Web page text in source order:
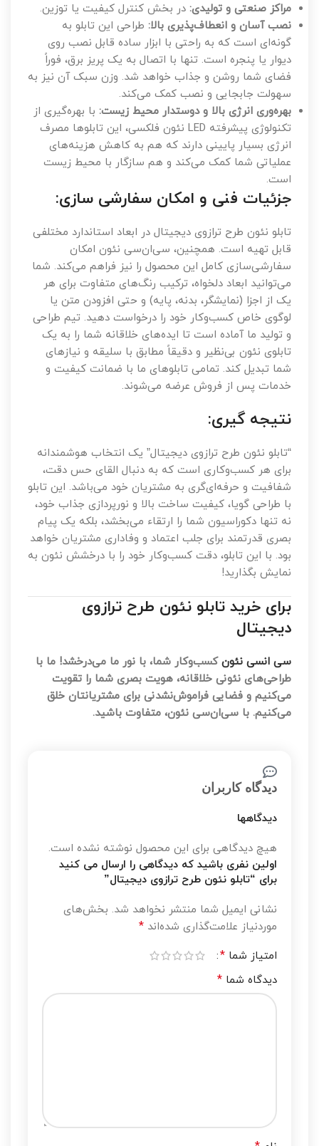
مراکز صنعتی و تولیدی: در بخش کنترل کیفیت یا توزین.
نصب آسان و انعطاف‌پذیری بالا: طراحی این تابلو به
گونه‌ای است که به راحتی با ابزار ساده قابل نصب روی
دیوار یا پنجره است. تنها با اتصال به یک پریز برق، فوراً
فضای شما روشن و جذاب خواهد شد. وزن سبک آن نیز به
سهولت جابجایی و نصب کمک می‌کند.
بهره‌وری انرژی بالا و دوستدار محیط زیست: با بهره‌گیری از
تکنولوژی پیشرفته LED نئون فلکسی، این تابلوها مصرف
انرژی بسیار پایینی دارند که هم به کاهش هزینه‌های
عملیاتی شما کمک می‌کند و هم سازگار با محیط زیست
است.
جزئیات فنی و امکان سفارشی سازی:
تابلو نئون طرح ترازوی دیجیتال در ابعاد استاندارد مختلفی
قابل تهیه است. همچنین، سی‌ان‌سی نئون امکان
سفارشی‌سازی کامل این محصول را نیز فراهم می‌کند. شما
می‌توانید ابعاد دلخواه، ترکیب رنگ‌های متفاوت برای هر
یک از اجزا (نمایشگر، بدنه، پایه) و حتی افزودن متن یا
لوگوی خاص کسب‌وکار خود را درخواست دهید. تیم طراحی
و تولید ما آماده است تا ایده‌های خلاقانه شما را به یک
تابلوی نئون بی‌نظیر و دقیقاً مطابق با سلیقه و نیازهای
شما تبدیل کند. تمامی تابلوهای ما با ضمانت کیفیت و
خدمات پس از فروش عرضه می‌شوند.
نتیجه گیری:
“تابلو نئون طرح ترازوی دیجیتال” یک انتخاب هوشمندانه
برای هر کسب‌وکاری است که به دنبال القای حس دقت،
شفافیت و حرفه‌ای‌گری به مشتریان خود می‌باشد. این تابلو
با طراحی گویا، کیفیت ساخت بالا و نورپردازی جذاب خود،
نه تنها دکوراسیون شما را ارتقاء می‌بخشد، بلکه یک پیام
بصری قدرتمند برای جلب اعتماد و وفاداری مشتریان خواهد
بود. با این تابلو، دقت کسب‌وکار خود را با درخشش نئون به
نمایش بگذارید!
برای خرید تابلو نئون طرح ترازوی
دیجیتال
سی انسی نئونکسب‌وکار شما، با نور ما می‌درخشد! ما با
طراحی‌های نئونی خلاقانه، هویت بصری شما را تقویت
می‌کنیم و فضایی فراموش‌نشدنی برای مشتریانتان خلق
می‌کنیم. با سی‌ان‌سی نئون، متفاوت باشید.
دیدگاه کاربران
دیدگاهها
هیچ دیدگاهی برای این محصول نوشته نشده است.
اولین نفری باشید که دیدگاهی را ارسال می کنید
برای “تابلو نئون طرح ترازوی دیجیتال”
نشانی ایمیل شما منتشر نخواهد شد. بخش‌های
موردنیاز علامت‌گذاری شده‌اند *
امتیاز شما *
دیدگاه شما *